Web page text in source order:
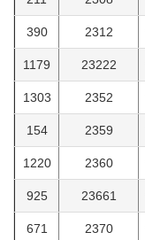
390 2312
1179 23222
1303 2352
154 2359
1220 2360
925 23661
671 2370